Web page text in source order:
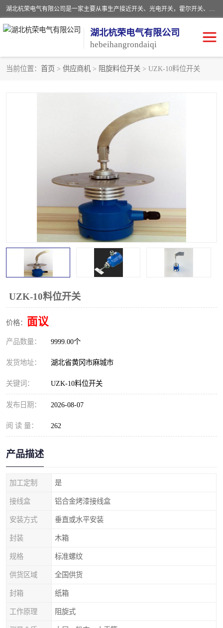
湖北杭荣电气有限公司是一家主要从事生产接近开关、光电开关，霍尔开关、两级跑偏开关、双向拉绳开关、速度监测器、皮带打滑开关、阻旋式料位开关、皮带纵向撕裂开关、溜槽堵塞开关、声光报警器、矿用磁性井筒开关等，主营行业：电气设备、仪器仪表制造, 高低压电器，成套电气设备，矿用防爆机电设备，皮带机综合保护系统，防爆电器，传感器，工矿配件，电器配件，自动化工业机器人的研发，制造，加工销售。
湖北杭荣电气有限公司
hebeihangrondaiqi
当前位置： 首页 > 供应商机 > 阻旋料位开关 > UZK-10料位开关
UZK-10料位开关
价格： 面议
产品数量： 9999.00个
发货地址： 湖北省黄冈市麻城市
关键词： UZK-10料位开关
发布日期： 2026-08-07
阅 读 量： 262
产品描述
加工定制 是
接线盒 铝合金烤漆接线盒
安装方式 垂直或水平安装
封装 木箱
规格 标准螺纹
供货区域 全国供货
封箱 纸箱
工作原理 阻旋式
浮球开关
光电开关
磁性开关 拉绳开关
跑偏开关 打滑开关
撕裂开关 倾斜开关
限位开关 速度检测器
速度传感器